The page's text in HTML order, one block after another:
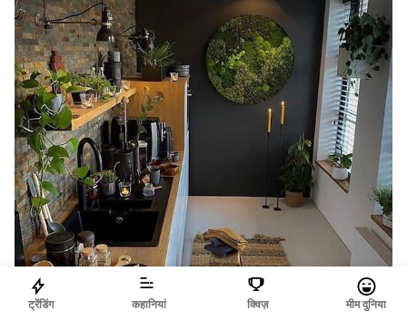
ट्रेंडिंग कहानियां क्विज़ मीम दुनिया